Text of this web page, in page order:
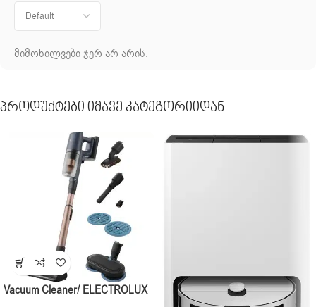
მიმოხილვები ჯერ არ არის.
Პროდუქტები Იმავე Კატეგორიიდან
Vacuum Cleaner/ ELECTROLUX